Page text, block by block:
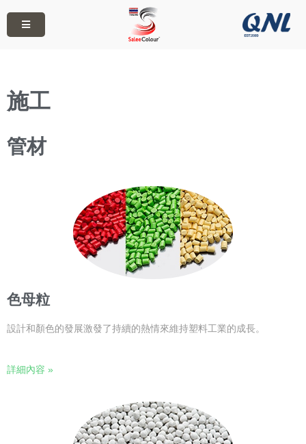
施工
管材
色母粒
設計和顏色的發展激發了持續的熱情來維持塑料工業的成長。
詳細內容 »